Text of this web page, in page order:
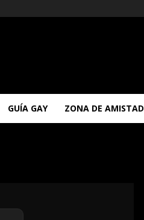
GUÍA GAY ZONA DE AMISTAD